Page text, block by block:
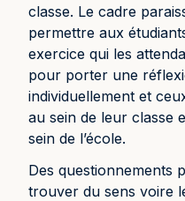
classe. Le cadre
permettre aux
exercice qui les
pour porter une
individuellement et
au sein de leur classe
sein de l’école.
Des questionnements
trouver du sens voire